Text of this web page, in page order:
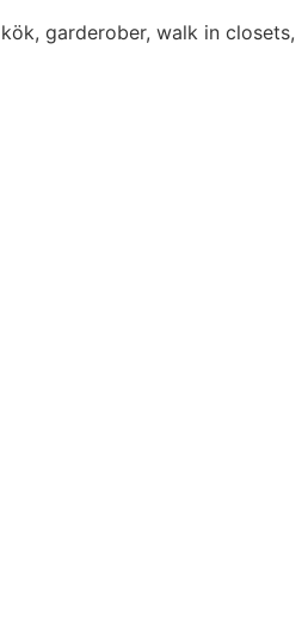
garderober, walk in closets,